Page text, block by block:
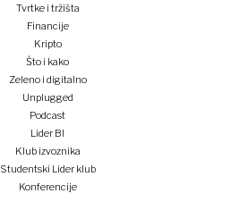
Tvrtke i tržišta
Financije
Kripto
Što i kako
Zeleno i digitalno
Unplugged
Podcast
Lider BI
Klub izvoznika
Studentski Lider klub
Konferencije